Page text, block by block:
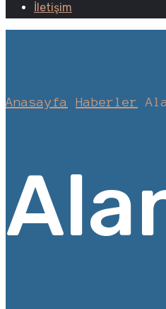
İletişim
Anasayfa Haberler